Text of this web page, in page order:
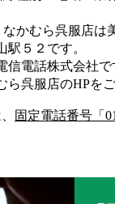
なかむら呉服店は
駅５２ です。
信電話株式会社で
ら呉服店のHPを
固定電話番号「